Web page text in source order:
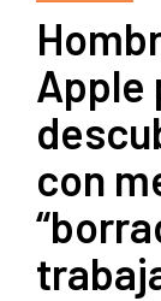
Apple
con